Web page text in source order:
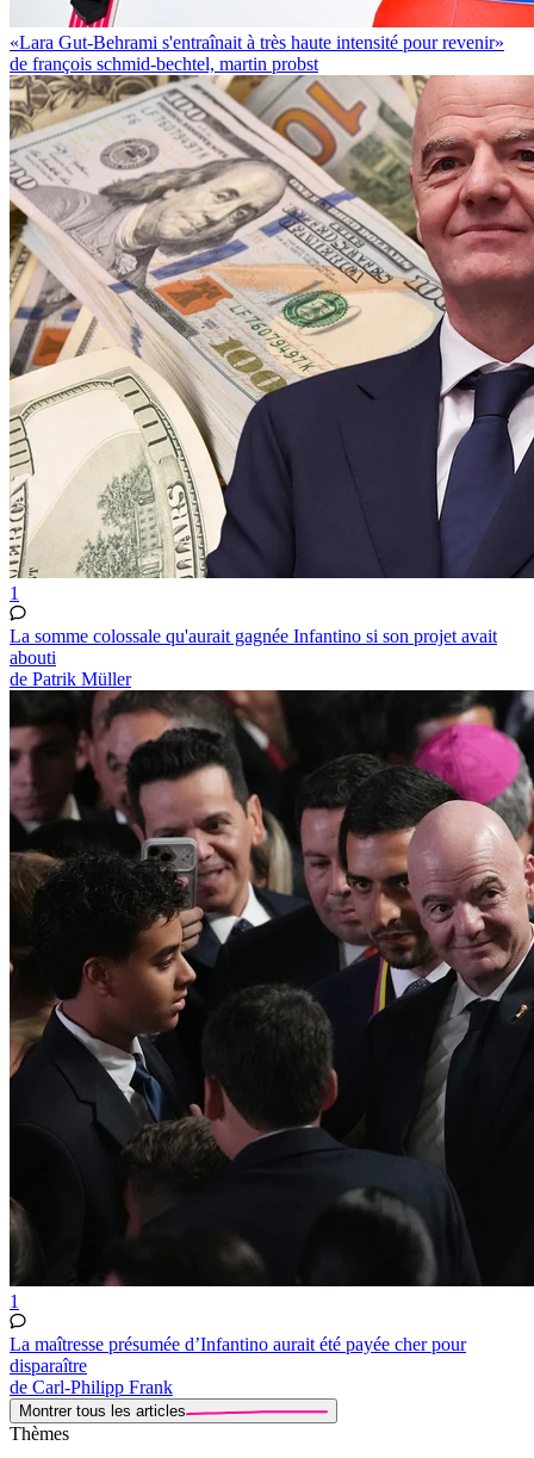
«Lara Gut-Behrami s'entraînait à très haute intensité pour revenir»
de françois schmid-bechtel, martin probst
1
La somme colossale qu'aurait gagnée Infantino si son projet avait
abouti
de Patrik Müller
1
La maîtresse présumée d’Infantino aurait été payée cher pour
disparaître
de Carl-Philipp Frank
Montrer tous les articles
Thèmes